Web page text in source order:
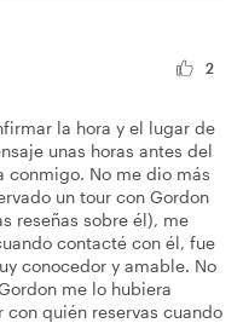
2
la hora y el lugar de
unas horas antes del
conmigo. No me dio más
un tour con Gordon
reseñas sobre él), me
contacté con él, fue
conocedor y amable. No
me lo hubiera
quién reservas cuando